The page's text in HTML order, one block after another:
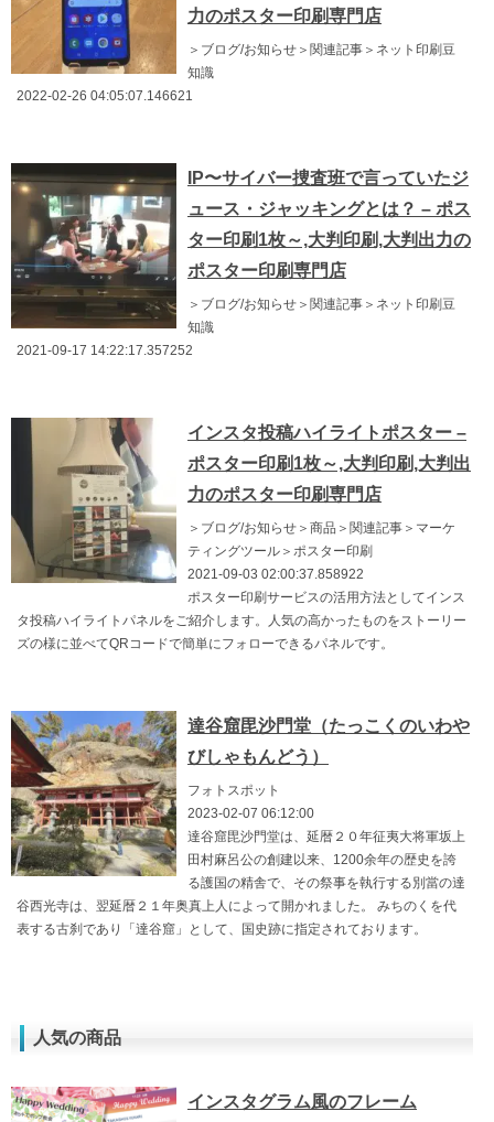
力のポスター印刷専門店
＞ブログ/お知らせ＞関連記事＞ネット印刷豆
知識
2022-02-26 04:05:07.146621
IP〜サイバー捜査班で言っていたジ
ュース・ジャッキングとは？ – ポス
ター印刷1枚～,大判印刷,大判出力の
ポスター印刷専門店
＞ブログ/お知らせ＞関連記事＞ネット印刷豆
知識
2021-09-17 14:22:17.357252
インスタ投稿ハイライトポスター –
ポスター印刷1枚～,大判印刷,大判出
力のポスター印刷専門店
＞ブログ/お知らせ＞商品＞関連記事＞マーケ
ティングツール＞ポスター印刷
2021-09-03 02:00:37.858922
ポスター印刷サービスの活用方法としてインス
タ投稿ハイライトパネルをご紹介します。人気の高かったものをストーリー
ズの様に並べてQRコードで簡単にフォローできるパネルです。
達谷窟毘沙門堂（たっこくのいわや
びしゃもんどう）
フォトスポット
2023-02-07 06:12:00
達谷窟毘沙門堂は、延暦２０年征夷大将軍坂上
田村麻呂公の創建以来、1200余年の歴史を誇
る護国の精舎で、その祭事を執行する別當の達
谷西光寺は、翌延暦２１年奥真上人によって開かれました。 みちのくを代
表する古刹であり「達谷窟」として、国史跡に指定されております。
人気の商品
インスタグラム風のフレーム